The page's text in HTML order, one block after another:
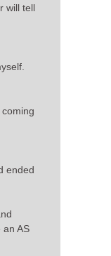
will tell
ended
an AS